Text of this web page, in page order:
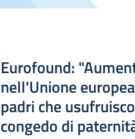
Eurofound:
nell'Unione
padri che
congedo di